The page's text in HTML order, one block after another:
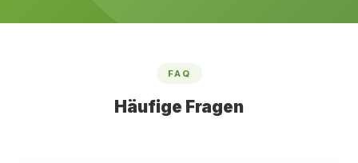
FAQ
Häufige Fragen